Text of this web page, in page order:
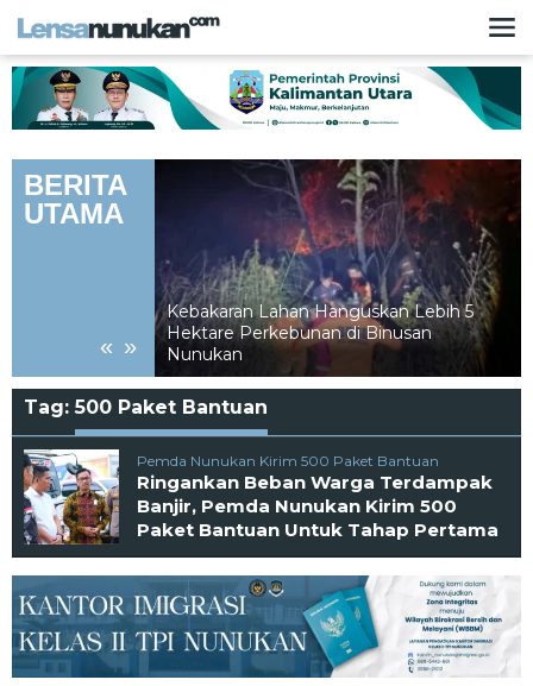
konten
BERITA
UTAMA
« »
Kebakaran Lahan Hanguskan Lebih 5
Hektare Perkebunan di Binusan
Nunukan
Tag:500 Paket Bantuan
Pemda Nunukan Kirim 500 Paket Bantuan
Ringankan Beban Warga Terdampak
Banjir, Pemda Nunukan Kirim 500
Paket Bantuan Untuk Tahap Pertama